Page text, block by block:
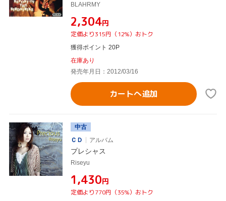
BLAHRMY
¥2,304円
定価より315円（12%）おトク
獲得ポイント 20P
在庫あり
発売年月日：2012/03/16
カートへ追加
中古
ＣＤ
アルバム
プレシャス
Riseyu
¥1,430円
定価より770円（35%）おトク